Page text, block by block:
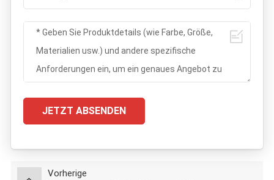
JETZT ABSENDEN
Vorherige